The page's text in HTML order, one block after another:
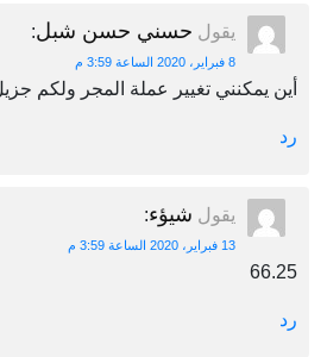
يقول حسني حسن شبل:
8 فبراير، 2020 الساعة 3:59 م
أين يمكنني تغيير عملة المجر ولكم
رد
يقول شيؤء:
13 فبراير، 2020 الساعة 3:59 م
66.25
رد